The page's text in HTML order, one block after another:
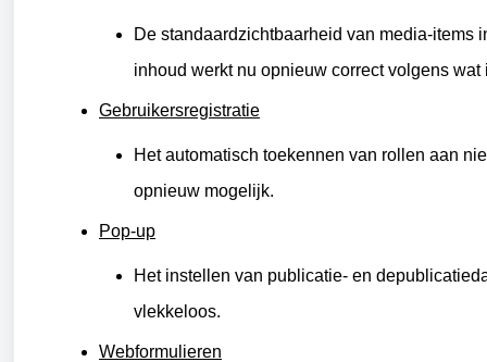
De standaardzichtbaarheid van media-items
inhoud werkt nu opnieuw correct volgens
Gebruikersregistratie
Het automatisch toekennen van rollen aan
opnieuw mogelijk.
Pop-up
Het instellen van publicatie- en
vlekkeloos.
Webformulieren